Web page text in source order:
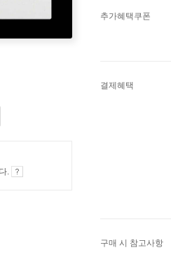
.
추가혜택쿠폰
결제혜택
구매 시 참고사항